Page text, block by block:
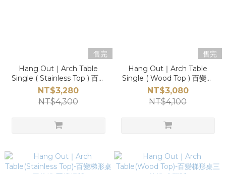
售完
Hang Out｜Arch Table
Single ( Stainless Top ) 百變
梯形桌一件組-不銹鋼版+收納
袋
NT$3,280
NT$4,300
售完
Hang Out｜Arch Table
Single ( Wood Top ) 百變梯
形桌一件組-木頭版+收納袋
NT$3,080
NT$4,100